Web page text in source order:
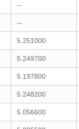
--
--
5.251000
5.249700
5.197800
5.248200
5.056600